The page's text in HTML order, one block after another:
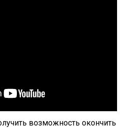
возможность окончить